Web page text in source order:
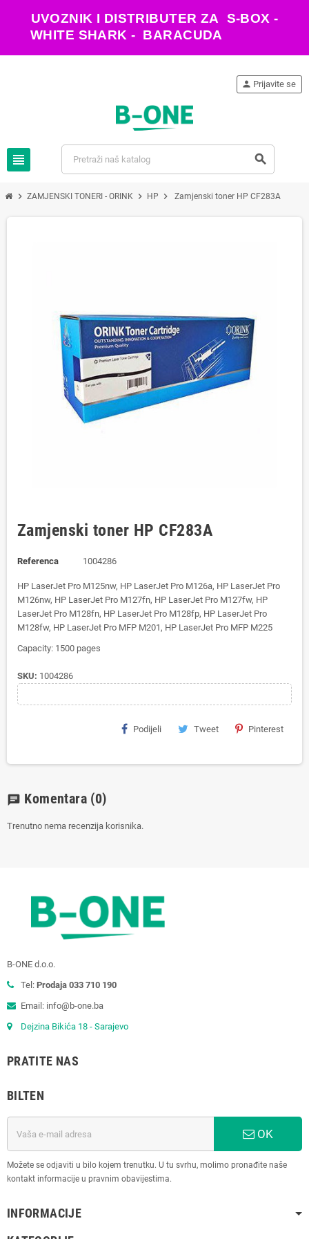
UVOZNIK I DISTRIBUTER ZA S-BOX -
WHITE SHARK - BARACUDA
view_headline search
person Prijavite se
chevron_right ZAMJENSKI TONERI - ORINK chevron_right HP chevron_right Zamjenski toner HP CF283A
Zamjenski toner HP CF283A
Referenca 1004286
HP LaserJet Pro M125nw, HP LaserJet Pro M126a, HP LaserJet Pro
M126nw, HP LaserJet Pro M127fn, HP LaserJet Pro M127fw, HP
LaserJet Pro M128fn, HP LaserJet Pro M128fp, HP LaserJet Pro
M128fw, HP LaserJet Pro MFP M201, HP LaserJet Pro MFP M225
Capacity: 1500 pages
SKU: 1004286
Podijeli Tweet Pinterest
chat Komentara (0)
Trenutno nema recenzija korisnika.
B-ONE d.o.o.
Tel: Prodaja 033 710 190
Email: info@b-one.ba
Dejzina Bikića 18 - Sarajevo
PRATITE NAS
BILTEN
OK
Možete se odjaviti u bilo kojem trenutku. U tu svrhu, molimo pronađite naše
kontakt informacije u pravnim obavijestima.
INFORMACIJE